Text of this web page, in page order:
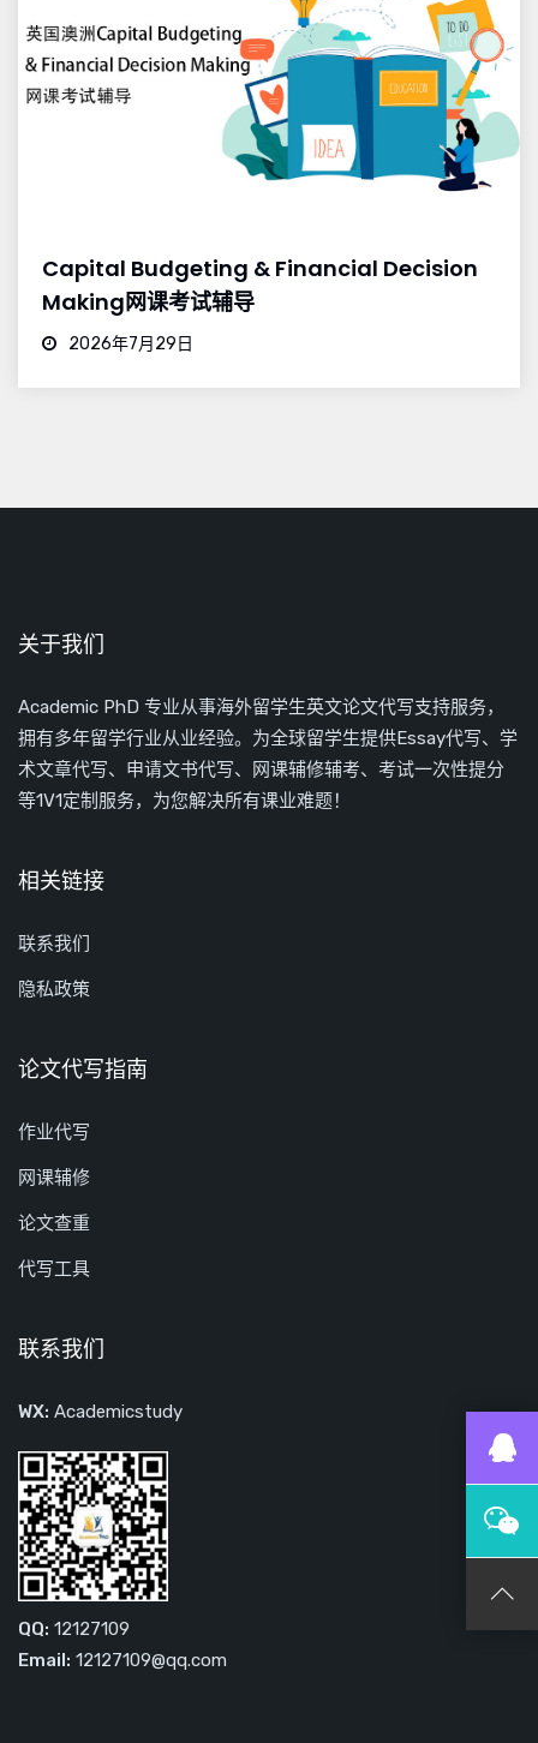
Capital Budgeting & Financial Decision
Making网课考试辅导
2026年7月29日
关于我们
Academic PhD 专业从事海外留学生英文论文代写支持服务，
拥有多年留学行业从业经验。为全球留学生提供Essay代写、学
术文章代写、申请文书代写、网课辅修辅考、考试一次性提分
等1V1定制服务，为您解决所有课业难题！
相关链接
联系我们
隐私政策
论文代写指南
作业代写
网课辅修
论文查重
代写工具
联系我们
WX: Academicstudy
QQ: 12127109
Email: 12127109@qq.com